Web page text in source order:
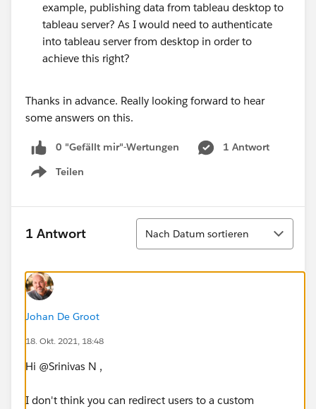
example, publishing data from tableau desktop to
tableau server? As I would need to authenticate
into tableau server from desktop in order to
achieve this right?
Thanks in advance. Really looking forward to hear
some answers on this.
0 "Gefällt mir"-Wertungen
1 Antwort
Teilen
Show menu
1 Antwort
Sortieren
Nach Datum sortieren
Johan De Groot
18. Okt. 2021, 18:48
Hi @Srinivas N​ ,
I don't think you can redirect users to a custom